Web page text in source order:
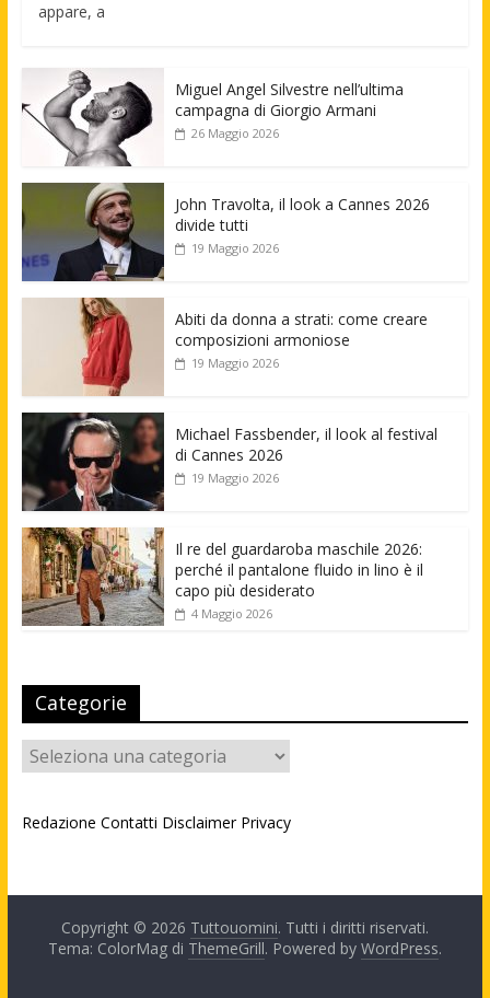
appare, a
Miguel Angel Silvestre nell’ultima
campagna di Giorgio Armani
26 Maggio 2026
John Travolta, il look a Cannes 2026
divide tutti
19 Maggio 2026
Abiti da donna a strati: come creare
composizioni armoniose
19 Maggio 2026
Michael Fassbender, il look al festival
di Cannes 2026
19 Maggio 2026
Il re del guardaroba maschile 2026:
perché il pantalone fluido in lino è il
capo più desiderato
4 Maggio 2026
Categorie
Categorie
Redazione Contatti Disclaimer Privacy
Copyright © 2026 Tuttouomini. Tutti i diritti riservati.
Tema: ColorMag di ThemeGrill. Powered by WordPress.